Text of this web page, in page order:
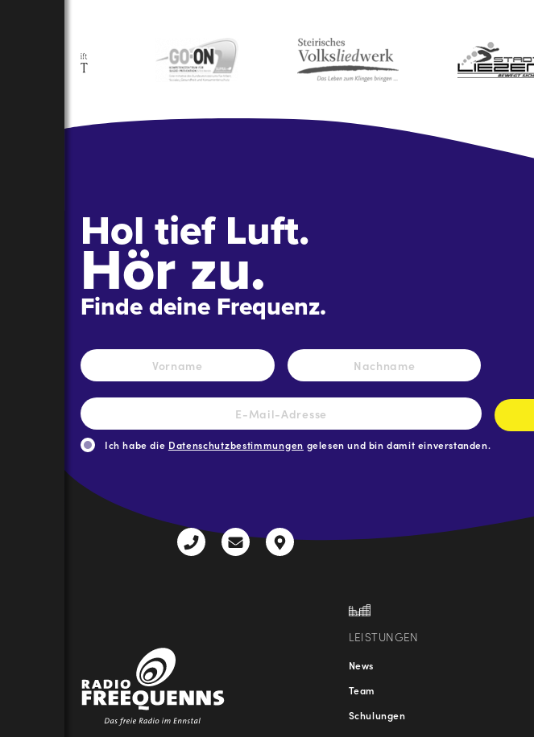
Hol tief Luft.
Hör zu.
Finde deine Frequenz.
Name *
Vorname Nachname
E-
Mail-
Adresse *
Ich habe die Datenschutzbestimmungen gelesen und bin damit einverstanden.
+43
radio@freequenns.at
Kulturhausstraße
LEISTUNGEN
News
Team
Schulungen